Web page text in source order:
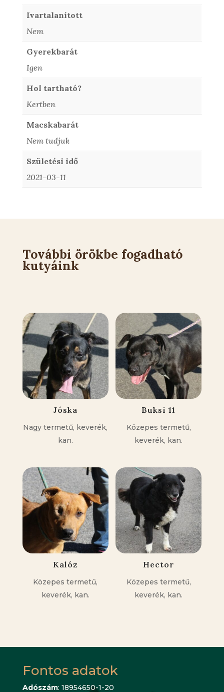
Ivartalanított
Nem
Gyerekbarát
Igen
Hol tartható?
Kertben
Macskabarát
Nem tudjuk
Születési idő
2021-03-11
További örökbe fogadható
kutyáink
Jóska
Nagy termetű, keverék,
kan.
Buksi 11
Közepes termetű,
keverék, kan.
Kalóz
Közepes termetű,
keverék, kan.
Hector
Közepes termetű,
keverék, kan.
Fontos adatok
Adószám: 18954650-1-20